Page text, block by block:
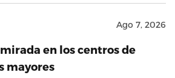
Ago 7, 2026
en los centros de
mayores